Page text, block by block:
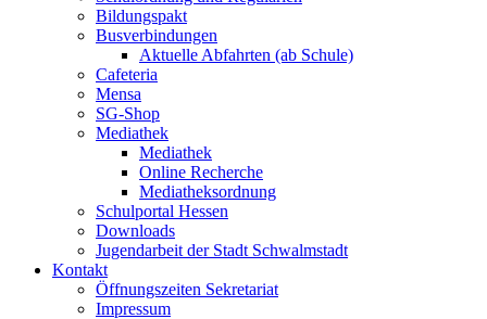
Bildungspakt
Busverbindungen
Aktuelle Abfahrten (ab Schule)
Cafeteria
Mensa
SG-Shop
Mediathek
Mediathek
Online Recherche
Mediatheksordnung
Schulportal Hessen
Downloads
Jugendarbeit der Stadt Schwalmstadt
Kontakt
Öffnungszeiten Sekretariat
Impressum